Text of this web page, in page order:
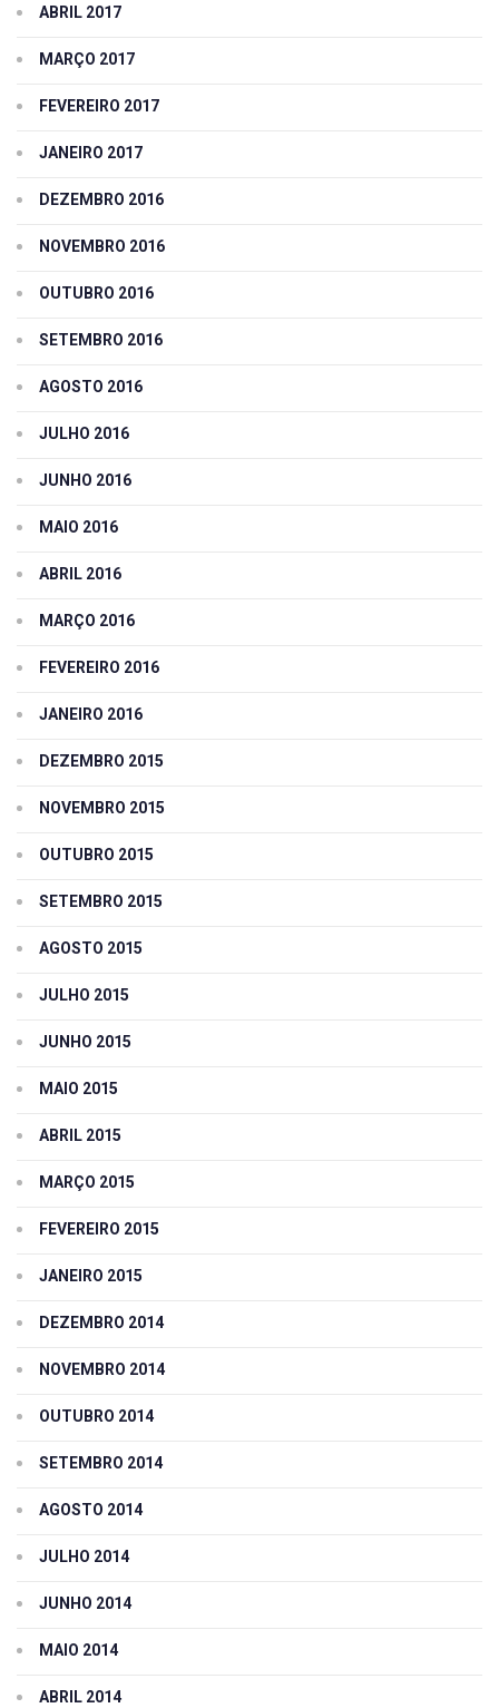
ABRIL 2017
MARÇO 2017
FEVEREIRO 2017
JANEIRO 2017
DEZEMBRO 2016
NOVEMBRO 2016
OUTUBRO 2016
SETEMBRO 2016
AGOSTO 2016
JULHO 2016
JUNHO 2016
MAIO 2016
ABRIL 2016
MARÇO 2016
FEVEREIRO 2016
JANEIRO 2016
DEZEMBRO 2015
NOVEMBRO 2015
OUTUBRO 2015
SETEMBRO 2015
AGOSTO 2015
JULHO 2015
JUNHO 2015
MAIO 2015
ABRIL 2015
MARÇO 2015
FEVEREIRO 2015
JANEIRO 2015
DEZEMBRO 2014
NOVEMBRO 2014
OUTUBRO 2014
SETEMBRO 2014
AGOSTO 2014
JULHO 2014
JUNHO 2014
MAIO 2014
ABRIL 2014